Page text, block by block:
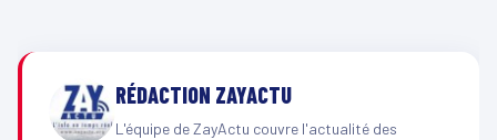
RÉDACTION ZAYACTU
L'équipe de ZayActu couvre l'actualité des